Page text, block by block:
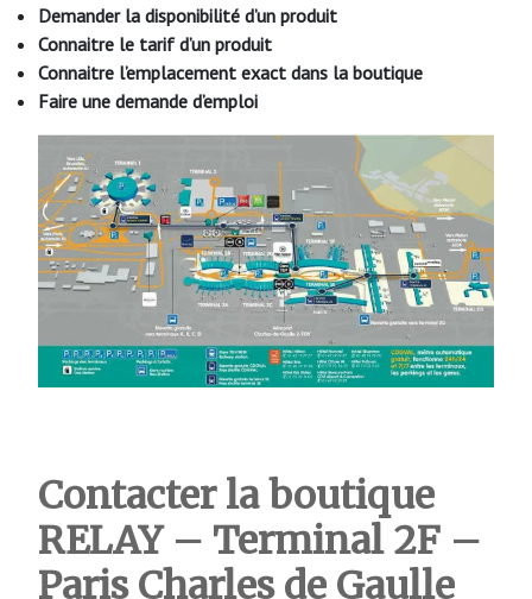
Demander la disponibilité d’un produit
Connaitre le tarif d’un produit
Connaitre l’emplacement exact dans la boutique
Faire une demande d’emploi
Contacter la boutique
RELAY – Terminal 2F –
Paris Charles de Gaulle